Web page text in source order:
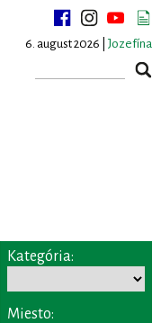
6. august 2026 | Jozefína
Kategória:
Miesto: